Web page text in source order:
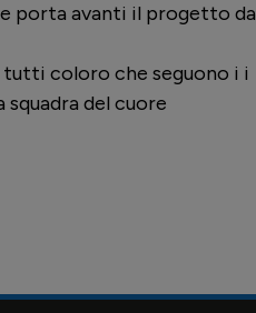
porta avanti il progetto da
coloro che seguono i i
del cuore